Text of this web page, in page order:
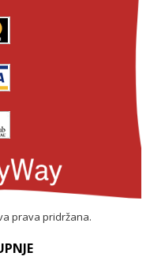
prava pridržana.